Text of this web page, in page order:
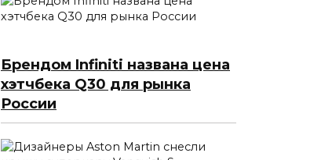
Брендом Infiniti названа цена
хэтчбека Q30 для рынка
России